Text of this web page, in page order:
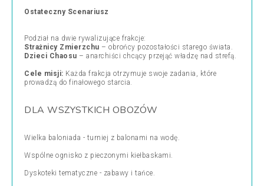
Ostateczny Scenariusz
Podział na dwie rywalizujące frakcje:
Strażnicy Zmierzchu – obrońcy pozostałości starego świata.
Dzieci Chaosu – anarchiści chcący przejąć władzę nad strefą.
Cele misji: Każda frakcja otrzymuje swoje zadania, które
prowadzą do finałowego starcia.
DLA WSZYSTKICH OBOZÓW
Wielka baloniada - turniej z balonami na wodę.
Wspólne ognisko z pieczonymi kiełbaskami.
Dyskoteki tematyczne - zabawy i tańce.